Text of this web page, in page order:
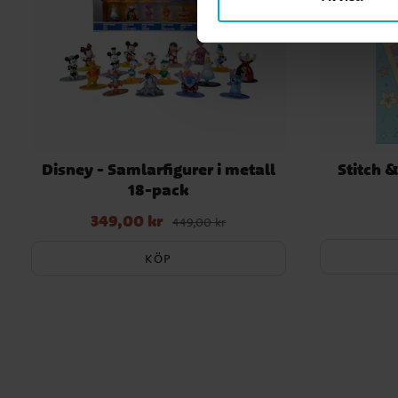
Disney - Samlarfigurer i metall
18-pack
Nuvarande pris:349,00 krTidigare pris
449,00 kr
349,00 kr 449,00 kr
KÖP
Stitch